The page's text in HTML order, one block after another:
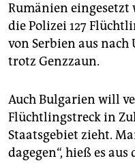
Rumänien eingesetzt
die Polizei 127
von Serbien aus
trotz Genzzaun.
Auch Bulgarien will
Flüchtlingstreck in
Staatsgebiet zieht.
dagegen“, hieß es